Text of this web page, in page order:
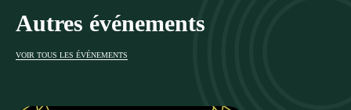
Autres événements
VOIR TOUS LES ÉVÉNEMENTS